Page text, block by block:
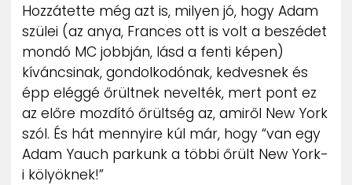
Hozzátette még azt is, milyen jó, hogy Adam
szülei (az anya, Frances ott is volt a beszédet
mondó MC jobbján, lásd a fenti képen)
kíváncsinak, gondolkodónak, kedvesnek és
épp eléggé őrültnek nevelték, mert pont ez
az előre mozdító őrültség az, amiről New York
szól. És hát mennyire kúl már, hogy “van egy
Adam Yauch parkunk a többi őrült New York-
i kölyöknek!”